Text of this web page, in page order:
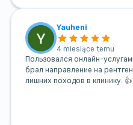
Yauheni
4 miesiące temu
Пользовался онлайн-
брал направление на
лишних походов в клинику. 👍